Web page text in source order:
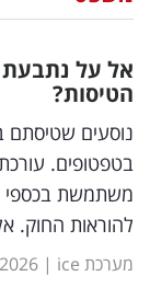
דיגיטל
וטק
שיווק
ופרסום
משפט
אל על נתבעת
הטיסות?
נוסעים שטיסתם
בטפטופים.
משתמשת בכספי
להוראות החוק.
מערכת ice |